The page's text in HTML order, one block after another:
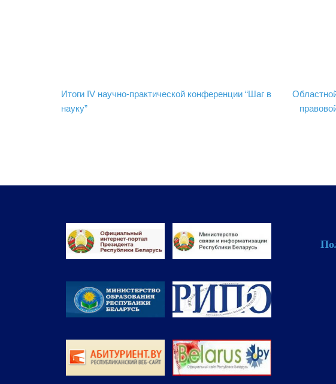
Навигация
по
Итоги IV научно-практической конференции “Шаг в
науку”